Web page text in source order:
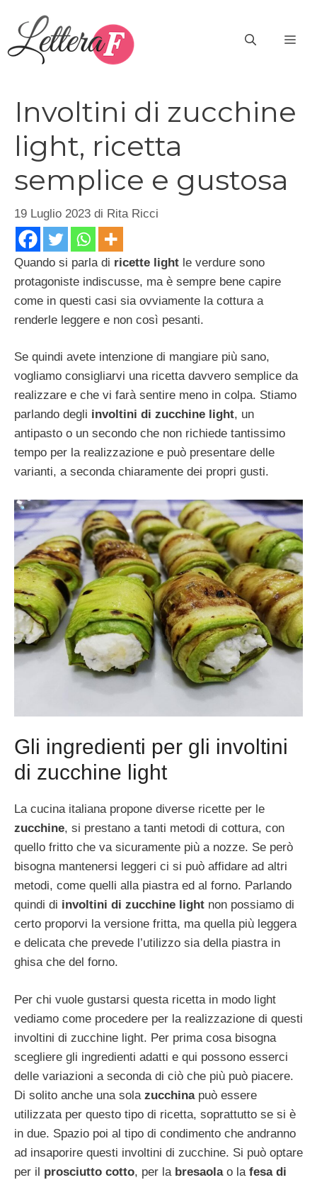
contenuto
Involtini di zucchine
light, ricetta
semplice e gustosa
19 Luglio 2023 di Rita Ricci
Quando si parla di ricette light le verdure sono
protagoniste indiscusse, ma è sempre bene capire
come in questi casi sia ovviamente la cottura a
renderle leggere e non così pesanti.
Se quindi avete intenzione di mangiare più sano,
vogliamo consigliarvi una ricetta davvero semplice da
realizzare e che vi farà sentire meno in colpa. Stiamo
parlando degli involtini di zucchine light, un
antipasto o un secondo che non richiede tantissimo
tempo per la realizzazione e può presentare delle
varianti, a seconda chiaramente dei propri gusti.
Gli ingredienti per gli involtini
di zucchine light
La cucina italiana propone diverse ricette per le
zucchine, si prestano a tanti metodi di cottura, con
quello fritto che va sicuramente più a nozze. Se però
bisogna mantenersi leggeri ci si può affidare ad altri
metodi, come quelli alla piastra ed al forno. Parlando
quindi di involtini di zucchine light non possiamo di
certo proporvi la versione fritta, ma quella più leggera
e delicata che prevede l’utilizzo sia della piastra in
ghisa che del forno.
Per chi vuole gustarsi questa ricetta in modo light
vediamo come procedere per la realizzazione di questi
involtini di zucchine light. Per prima cosa bisogna
scegliere gli ingredienti adatti e qui possono esserci
delle variazioni a seconda di ciò che più può piacere.
Di solito anche una sola zucchinapuò essere
utilizzata per questo tipo di ricetta, soprattutto se si è
in due. Spazio poi al tipo di condimento che andranno
ad insaporire questi involtini di zucchine. Si può optare
per il prosciutto cotto, per la bresaolao la fesa di